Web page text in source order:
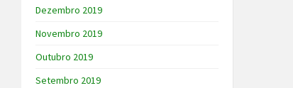
Dezembro 2019
Novembro 2019
Outubro 2019
Setembro 2019